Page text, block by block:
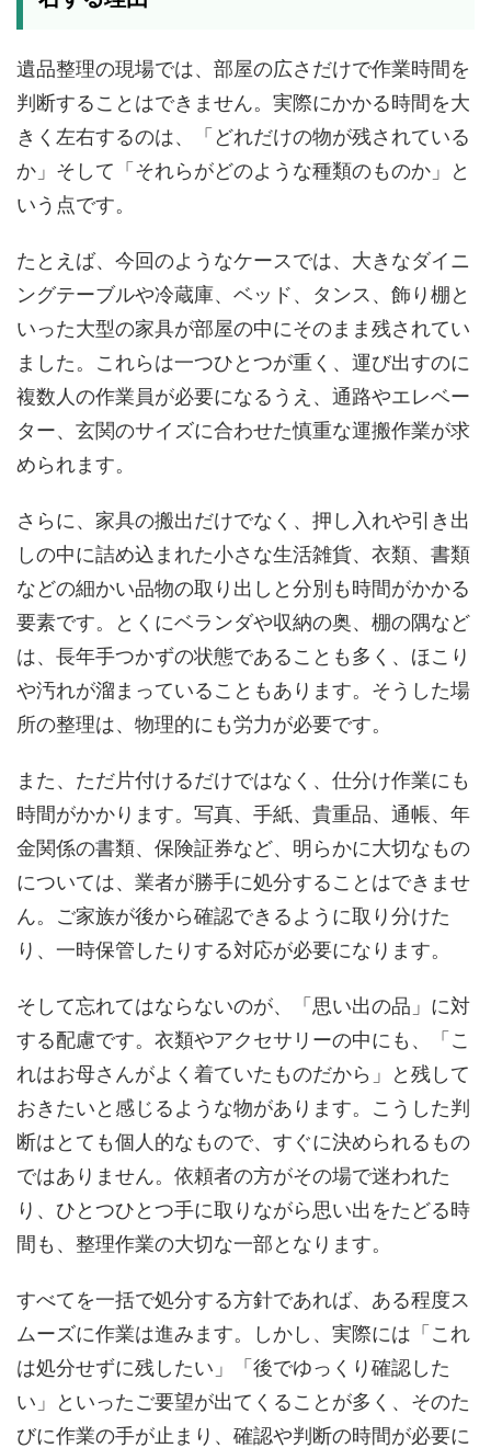
遺品整理の現場では、部屋の広さだけで作業時間を
判断することはできません。実際にかかる時間を大
きく左右するのは、「どれだけの物が残されている
か」そして「それらがどのような種類のものか」と
いう点です。
たとえば、今回のようなケースでは、大きなダイニ
ングテーブルや冷蔵庫、ベッド、タンス、飾り棚と
いった大型の家具が部屋の中にそのまま残されてい
ました。これらは一つひとつが重く、運び出すのに
複数人の作業員が必要になるうえ、通路やエレベー
ター、玄関のサイズに合わせた慎重な運搬作業が求
められます。
さらに、家具の搬出だけでなく、押し入れや引き出
しの中に詰め込まれた小さな生活雑貨、衣類、書類
などの細かい品物の取り出しと分別も時間がかかる
要素です。とくにベランダや収納の奥、棚の隅など
は、長年手つかずの状態であることも多く、ほこり
や汚れが溜まっていることもあります。そうした場
所の整理は、物理的にも労力が必要です。
また、ただ片付けるだけではなく、仕分け作業にも
時間がかかります。写真、手紙、貴重品、通帳、年
金関係の書類、保険証券など、明らかに大切なもの
については、業者が勝手に処分することはできませ
ん。ご家族が後から確認できるように取り分けた
り、一時保管したりする対応が必要になります。
そして忘れてはならないのが、「思い出の品」に対
する配慮です。衣類やアクセサリーの中にも、「こ
れはお母さんがよく着ていたものだから」と残して
おきたいと感じるような物があります。こうした判
断はとても個人的なもので、すぐに決められるもの
ではありません。依頼者の方がその場で迷われた
り、ひとつひとつ手に取りながら思い出をたどる時
間も、整理作業の大切な一部となります。
すべてを一括で処分する方針であれば、ある程度ス
ムーズに作業は進みます。しかし、実際には「これ
は処分せずに残したい」「後でゆっくり確認した
い」といったご要望が出てくることが多く、そのた
びに作業の手が止まり、確認や判断の時間が必要に